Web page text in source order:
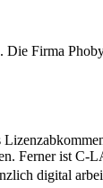
Die Firma
Ferner ist C-
digital